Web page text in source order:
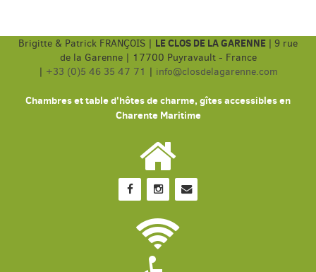
Brigitte & Patrick FRANÇOIS | LE CLOS DE LA GARENNE | 9 rue
de la Garenne | 17700 Puyravault - France
| +33 (0)5 46 35 47 71 | info@closdelagarenne.com
Chambres et table d'hôtes de charme, gîtes accessibles en
Charente Maritime